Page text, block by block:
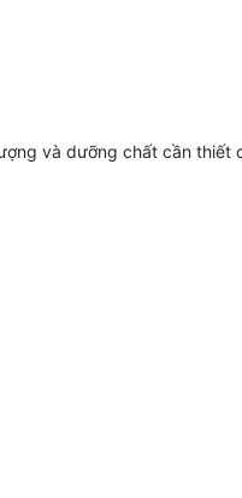
và dưỡng chất cần thiết